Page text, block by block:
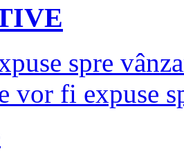
spre
vor fi expuse